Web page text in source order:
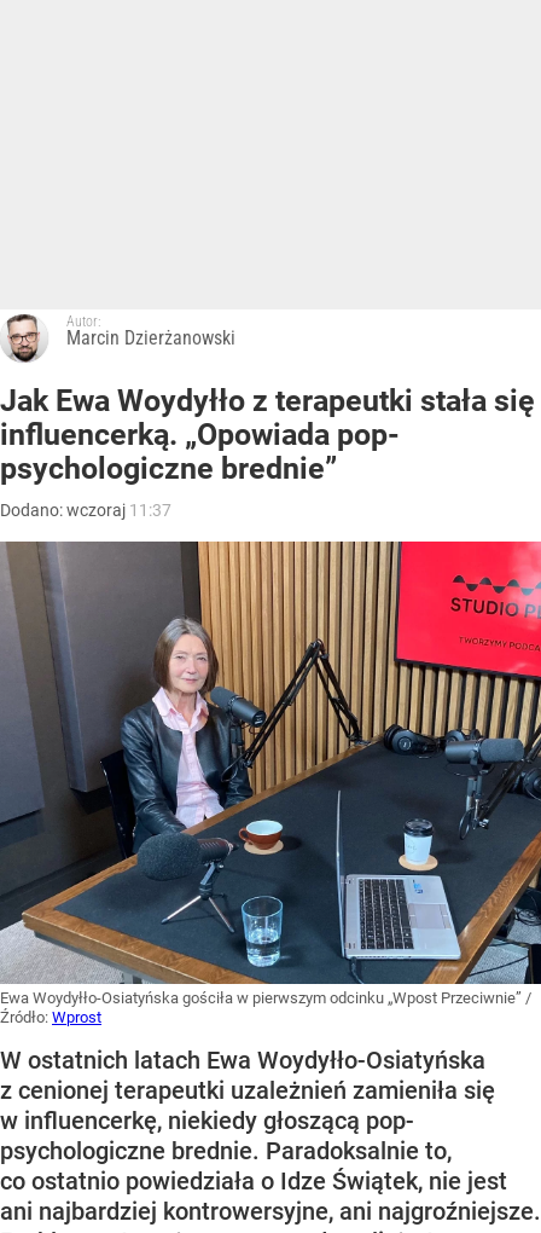
Autor:
Marcin Dzierżanowski
Jak Ewa Woydyłło z terapeutki stała się
influencerką. „Opowiada pop-
psychologiczne brednie”
Dodano:wczoraj 11:37
Ewa Woydyłło-Osiatyńska gościła w pierwszym odcinku „Wpost Przeciwnie” /
Źródło: Wprost
W ostatnich latach Ewa Woydyłło-Osiatyńska
z cenionej terapeutki uzależnień zamieniła się
w influencerkę, niekiedy głoszącą pop-
psychologiczne brednie. Paradoksalnie to,
co ostatnio powiedziała o Idze Świątek, nie jest
ani najbardziej kontrowersyjne, ani najgroźniejsze.